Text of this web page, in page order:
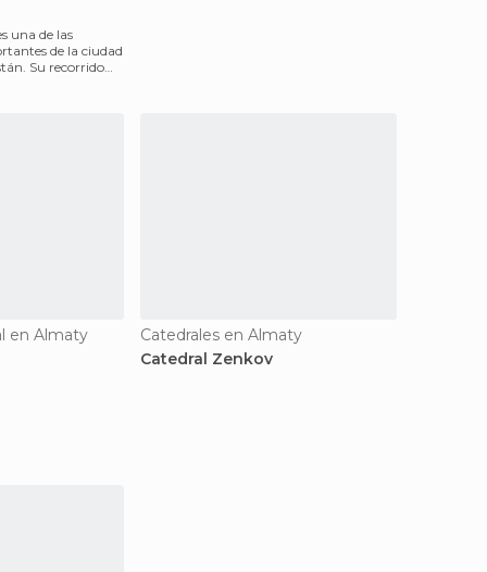
una de las
de la ciudad
Su recorrido
en Almaty
Catedrales en Almaty
Catedral Zenkov